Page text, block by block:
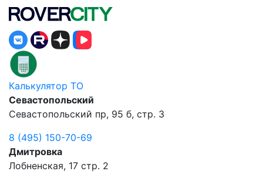
Калькулятор ТО
Севастопольский
Севастопольский пр, 95 б, стр. 3
8 (495) 150-70-69
Дмитровка
Лобненская, 17 стр. 2